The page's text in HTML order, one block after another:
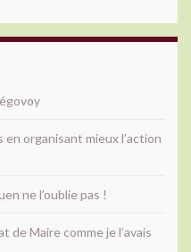
organisant mieux l’action
ne l’oublie pas !
de Maire comme je l’avais